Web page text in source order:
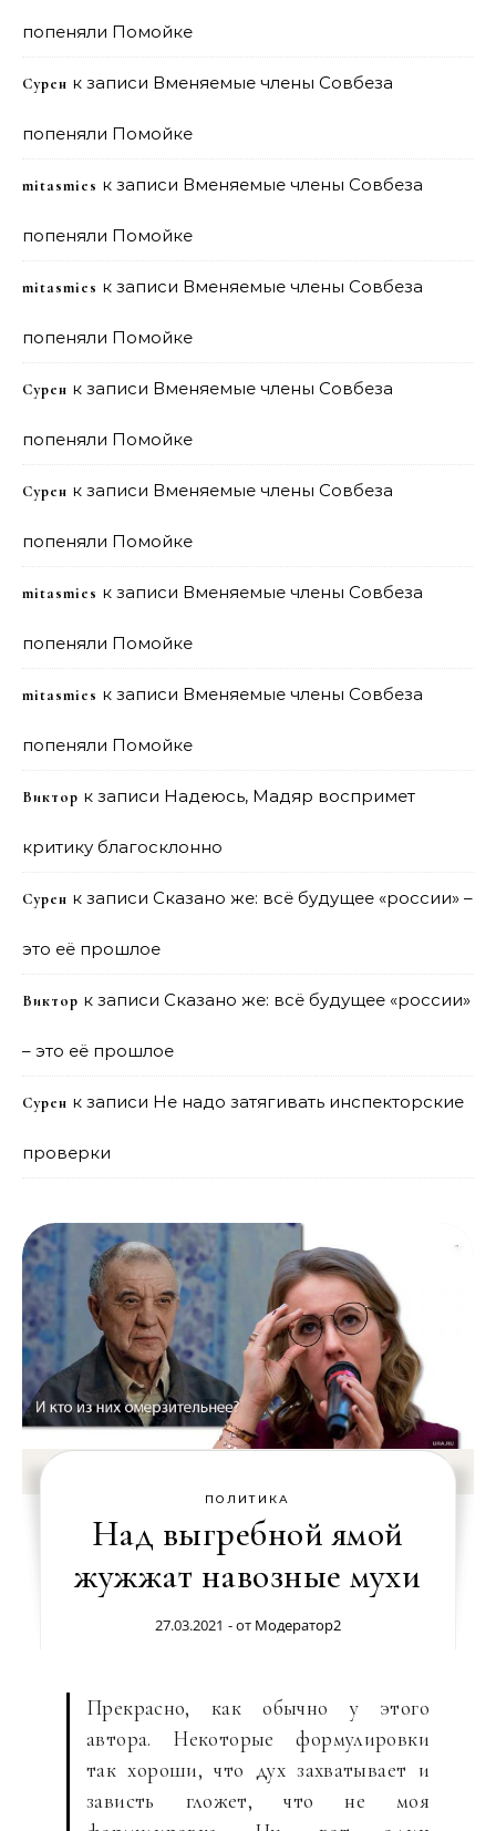
попеняли Помойке
Сурен к записи Вменяемые члены Совбеза
попеняли Помойке
mitasmies к записи Вменяемые члены Совбеза
попеняли Помойке
mitasmies к записи Вменяемые члены Совбеза
попеняли Помойке
Сурен к записи Вменяемые члены Совбеза
попеняли Помойке
Сурен к записи Вменяемые члены Совбеза
попеняли Помойке
mitasmies к записи Вменяемые члены Совбеза
попеняли Помойке
mitasmies к записи Вменяемые члены Совбеза
попеняли Помойке
Виктор к записи Надеюсь, Мадяр воспримет
критику благосклонно
Сурен к записи Сказано же: всё будущее «россии» –
это её прошлое
Виктор к записи Сказано же: всё будущее «россии»
– это её прошлое
Сурен к записи Не надо затягивать инспекторские
проверки
ПОЛИТИКА
Над выгребной ямой
жужжат навозные мухи
27.03.2021 - от Модератор2
Прекрасно, как обычно у этого
автора. Некоторые формулировки
так хороши, что дух захватывает и
зависть гложет, что не моя